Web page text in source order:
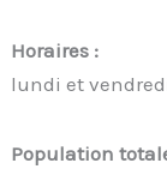
Horaires :
lundi et
Population